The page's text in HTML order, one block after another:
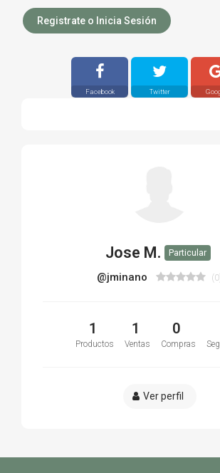
Registrate o Inicia Sesión
Facebook Twitter
Jose M. Particular
@jminano
1
Productos
1
Ventas
0
Compras
Ver perfil